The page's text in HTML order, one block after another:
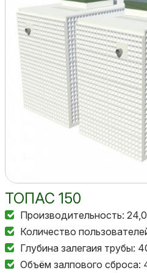
ТОПАС 150
Производительность:
Количество
Глубина залегаия трубы:
Объём залпового сброса: